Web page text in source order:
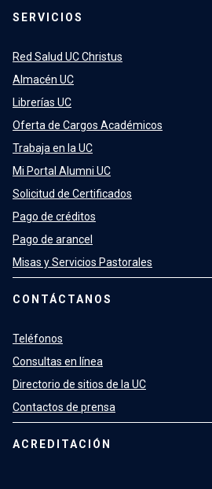
SERVICIOS
Red Salud UC Christus
Almacén UC
Librerías UC
Oferta de Cargos Académicos
Trabaja en la UC
Mi Portal Alumni UC
Solicitud de Certificados
Pago de créditos
Pago de arancel
Misas y Servicios Pastorales
CONTÁCTANOS
Teléfonos
Consultas en línea
Directorio de sitios de la UC
Contactos de prensa
ACREDITACIÓN